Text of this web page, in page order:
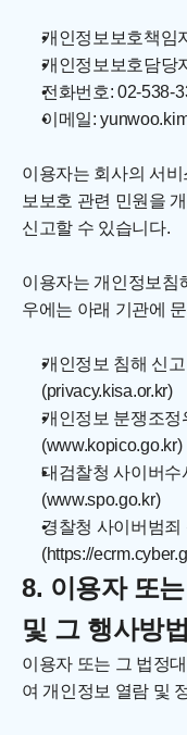
개인정보보호책임
개인정보보호담당
전화번호: 02-538-
이메일:
이용자는 회사의 서
보보호 관련 민원을
신고할 수 있습니다.
이용자는 개인정보침
우에는 아래 기관에
개인정보 침해 신
(privacy.kisa.or.kr)
개인정보 분쟁조정
(www.kopico.go.kr)
대검찰청 사이버수
(www.spo.go.kr)
경찰청 사이버범죄
(https://
8. 이용자 또
및 그 행사방법
이용자 또는 그 법정
여 개인정보 열람 및